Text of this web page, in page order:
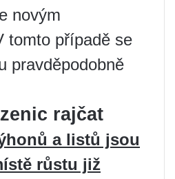
novým
tomto případě se
pravděpodobně
rajčat
a listů jsou
růstu již